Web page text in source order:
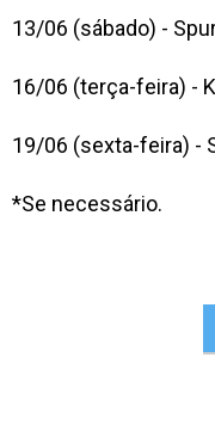
13/06 (sábado) -
16/06 (terça-feira) -
19/06 (sexta-feira) -
*Se necessário.